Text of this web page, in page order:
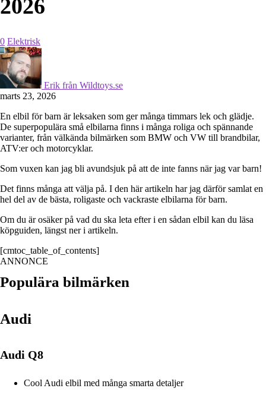
2026
0 Elektrisk
Erik från Wildtoys.se
marts 23, 2026
En elbil för barn är leksaken som ger många timmars lek och glädje.
De superpopulära små elbilarna finns i många roliga och spännande
varianter, från välkända bilmärken som BMW och VW till brandbilar,
ATV:er och motorcyklar.
Som vuxen kan jag bli avundsjuk på att de inte fanns när jag var barn!
Det finns många att välja på. I den här artikeln har jag därför samlat en
hel del av de bästa, roligaste och vackraste elbilarna för barn.
Om du är osäker på vad du ska leta efter i en sådan elbil kan du läsa
köpguiden, längst ner i artikeln.
[cmtoc_table_of_contents]
ANNONCE
Populära bilmärken
Audi
Audi Q8
Cool Audi elbil med många smarta detaljer